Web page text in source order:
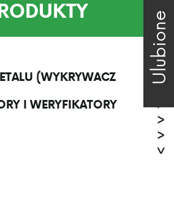
Ulubione
>
(WYKRYWACZ
>
I WERYFIKATORY
>
>
>
>